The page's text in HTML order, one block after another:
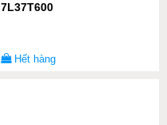
7L37T600
Hết hàng